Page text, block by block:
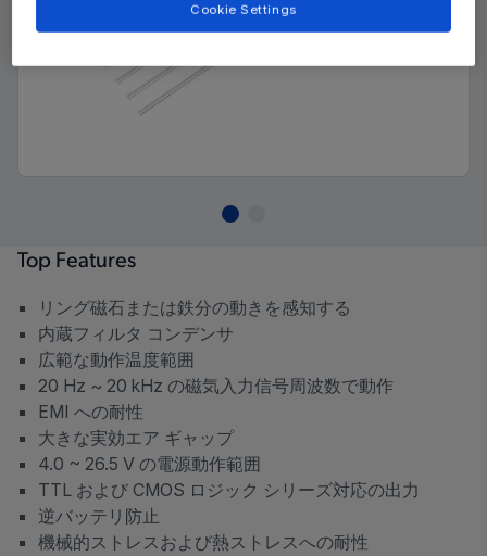
Top Features
リング磁石または鉄分の動きを感知する
内蔵フィルタ コンデンサ
広範な動作温度範囲
20 Hz ~ 20 kHz の磁気入力信号周波数で動作
EMI への耐性
大きな実効エア ギャップ
4.0 ~ 26.5 V の電源動作範囲
TTL および CMOS ロジック シリーズ対応の出力
逆バッテリ防止
機械的ストレスおよび熱ストレスへの耐性
Cookie Settings